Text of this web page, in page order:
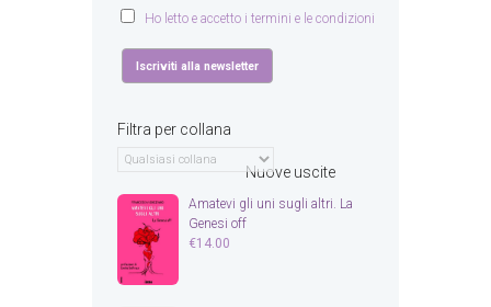
Ho letto e accetto i termini e le condizioni
Filtra per collana
Nuove uscite
Amatevi gli uni sugli altri. La
Genesi off
€14.00